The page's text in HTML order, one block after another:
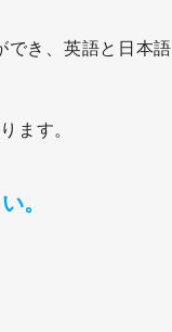
でき、英語と日本語
ます。
。